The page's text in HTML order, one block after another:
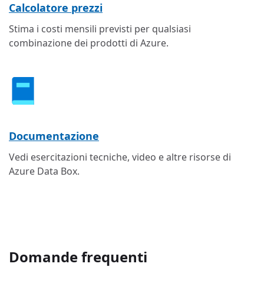
Calcolatore prezzi
Stima i costi mensili previsti per qualsiasi
combinazione dei prodotti di Azure.
Documentazione
Vedi esercitazioni tecniche, video e altre risorse di
Azure Data Box.
Domande frequenti